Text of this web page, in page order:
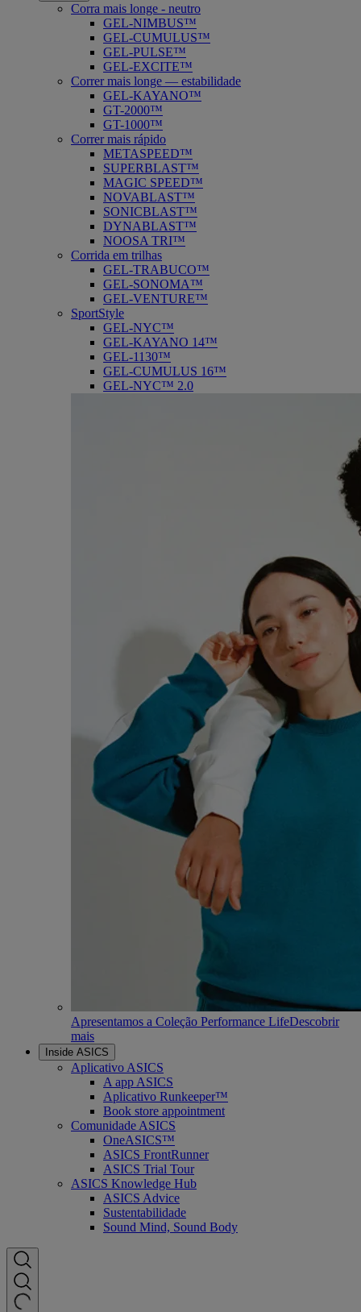
Corra mais longe - neutro
GEL-NIMBUS™
GEL-CUMULUS™
GEL-PULSE™
GEL-EXCITE™
Correr mais longe — estabilidade
GEL-KAYANO™
GT-2000™
GT-1000™
Correr mais rápido
METASPEED™
SUPERBLAST™
MAGIC SPEED™
NOVABLAST™
SONICBLAST™
DYNABLAST™
NOOSA TRI™
Corrida em trilhas
GEL-TRABUCO™
GEL-SONOMA™
GEL-VENTURE™
SportStyle
GEL-NYC™
GEL-KAYANO 14™
GEL-1130™
GEL-CUMULUS 16™
GEL-NYC™ 2.0
Apresentamos a Coleção Performance LifeDescobrir
mais
Inside ASICS
Aplicativo ASICS
A app ASICS
Aplicativo Runkeeper™
Book store appointment
Comunidade ASICS
OneASICS™
ASICS FrontRunner
ASICS Trial Tour
ASICS Knowledge Hub
ASICS Advice
Sustentabilidade
Sound Mind, Sound Body